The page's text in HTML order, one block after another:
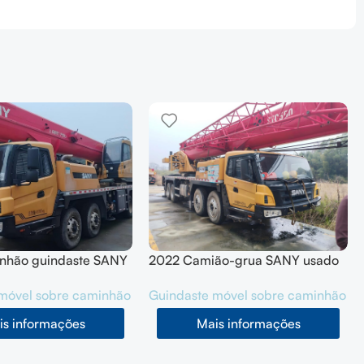
guindaste SANY
sobre caminhão
informações
2022 Camião-grua SANY usado
Guindaste móvel sobre caminhão
Mais informações